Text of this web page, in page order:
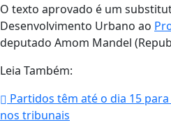
O texto aprovado é um
Desenvolvimento Urbano ao
deputado Amom Mandel
Leia Também:
Partidos têm até o dia 15
nos tribunais